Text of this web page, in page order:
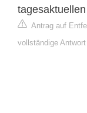
Antrag auf
vollständige